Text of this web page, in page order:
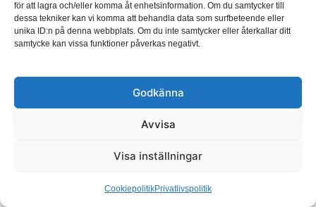
för att lagra och/eller komma åt enhetsinformation. Om du samtycker till
dessa tekniker kan vi komma att behandla data som surfbeteende eller
unika ID:n på denna webbplats. Om du inte samtycker eller återkallar ditt
samtycke kan vissa funktioner påverkas negativt.
Godkänna
Avvisa
Visa inställningar
CookiepolitikPrivatlivspolitik
PGA Championship:Spelas i maj på olika
banor i USA. Tävlingen arrangeras av PGA
of America och samlar ett av de starkaste
U.S. Open:Spelas i juni och arrangeras av
USGA. Känd för att sätta upp banorna
greener, för att testa spelarnas alla
färdigheter.
The Open Championship:
British Open, är världens äldsta golftävling